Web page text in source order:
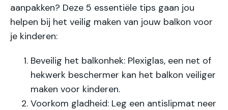
aanpakken? Deze 5 essentiële tips gaan jou
helpen bij het veilig maken van jouw balkon voor
je kinderen:
Beveilig het balkonhek: Plexiglas, een net of
hekwerk beschermer kan het balkon veiliger
maken voor kinderen.
Voorkom gladheid: Leg een antislipmat neer